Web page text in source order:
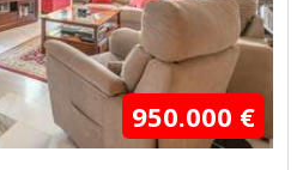
950.000 €